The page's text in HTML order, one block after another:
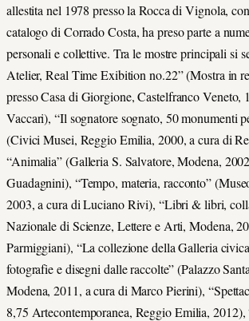
allestita nel 1978 presso la Rocca di Vignola,
catalogo di Corrado Costa, ha preso parte a
personali e collettive. Tra le mostre principali si
Atelier, Real Time Exibition no.22” (Mostra in
presso Casa di Giorgione, Castelfranco Veneto,
Vaccari), “Il sognatore sognato, 50 monumenti
(Civici Musei, Reggio Emilia, 2000, a cura di
“Animalia” (Galleria S. Salvatore, Modena,
Guadagnini), “Tempo, materia, racconto”
2003, a cura di Luciano Rivi), “Libri & libri,
Nazionale di Scienze, Lettere e Arti, Modena,
Parmiggiani), “La collezione della Galleria
fotografie e disegni dalle raccolte” (Palazzo
Modena, 2011, a cura di Marco Pierini),
8,75 Artecontemporanea, Reggio Emilia, 2012),